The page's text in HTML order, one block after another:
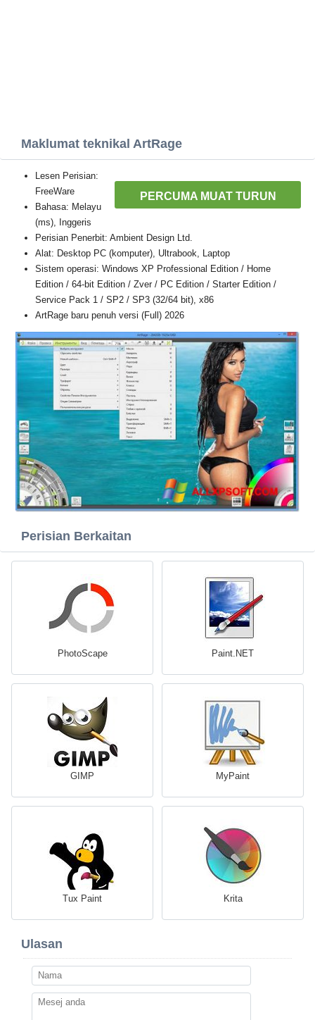
Maklumat teknikal ArtRage
PERCUMA MUAT TURUN
Lesen Perisian:
FreeWare
Bahasa: Melayu
(ms), Inggeris
Perisian Penerbit: Ambient Design Ltd.
Alat: Desktop PC (komputer), Ultrabook, Laptop
Sistem operasi: Windows XP Professional Edition / Home
Edition / 64-bit Edition / Zver / PC Edition / Starter Edition /
Service Pack 1 / SP2 / SP3 (32/64 bit), x86
ArtRage baru penuh versi (Full) 2026
Perisian Berkaitan
PhotoScape Paint.NET
GIMP MyPaint
Tux Paint Krita
Ulasan